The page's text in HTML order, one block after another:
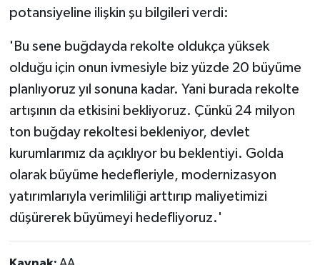
potansiyeline ilişkin şu bilgileri verdi:
'Bu sene buğdayda rekolte oldukça yüksek
olduğu için onun ivmesiyle biz yüzde 20 büyüme
planlıyoruz yıl sonuna kadar. Yani burada rekolte
artışının da etkisini bekliyoruz. Çünkü 24 milyon
ton buğday rekoltesi bekleniyor, devlet
kurumlarımız da açıklıyor bu beklentiyi. Golda
olarak büyüme hedefleriyle, modernizasyon
yatırımlarıyla verimliliği arttırıp maliyetimizi
düşürerek büyümeyi hedefliyoruz.'